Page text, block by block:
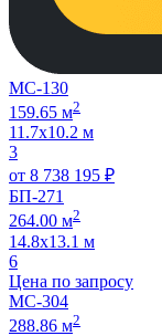
МС-130
159.65 м2
11.7х10.2 м
3
от 8 738 195 ₽
БП-271
264.00 м2
14.8х13.1 м
6
Цена по запросу
МС-304
288.86 м2